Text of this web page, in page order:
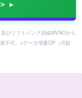
びソフトバンク回線MVNOから
不可。※データ増量OP（月額